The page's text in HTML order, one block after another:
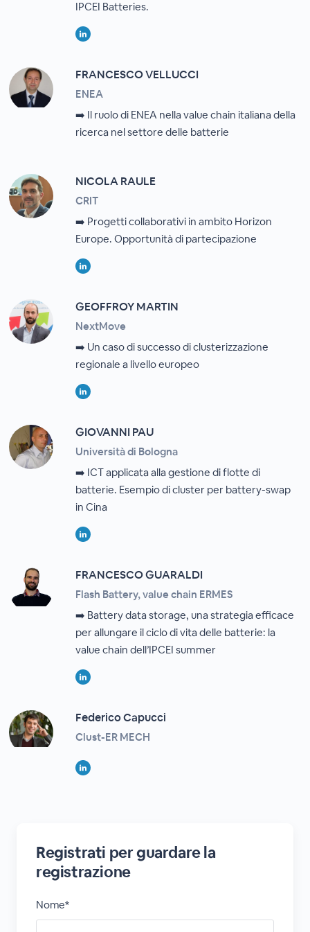
IPCEI Batteries.
FRANCESCO VELLUCCI
ENEA
➡️ Il ruolo di ENEA nella value chain italiana della
ricerca nel settore delle batterie
NICOLA RAULE
CRIT
➡️ Progetti collaborativi in ambito Horizon
Europe. Opportunità di partecipazione
GEOFFROY MARTIN
NextMove
➡️ Un caso di successo di clusterizzazione
regionale a livello europeo
GIOVANNI PAU
Università di Bologna
➡️ ICT applicata alla gestione di flotte di
batterie. Esempio di cluster per battery-swap
in Cina
FRANCESCO GUARALDI
Flash Battery, value chain ERMES
➡️ Battery data storage, una strategia efficace
per allungare il ciclo di vita delle batterie: la
value chain dell’IPCEI summer
Federico Capucci
Clust-ER MECH
Registrati per guardare la
registrazione
Nome*